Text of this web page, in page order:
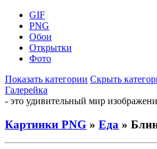
GIF
PNG
Обои
Открытки
Фото
Показать категории Скрыть
Галерейка
- это удивительный мир
Картинки PNG » Еда »